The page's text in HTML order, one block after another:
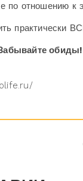
по отношению к
практически